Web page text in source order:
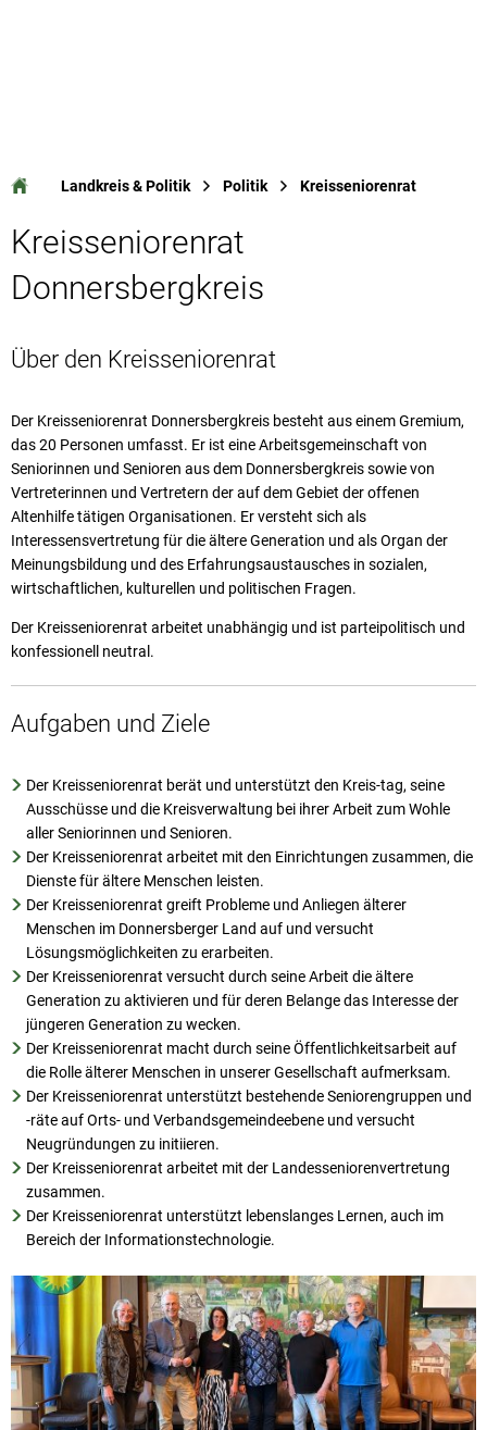
Landkreis & Politik Politik Kreisseniorenrat
Kreisseniorenrat
Kreisseniorenrat
Donnersbergkreis
Über den Kreisseniorenrat
Der Kreisseniorenrat Donnersbergkreis besteht aus einem Gremium,
das 20 Personen umfasst. Er ist eine Arbeitsgemeinschaft von
Seniorinnen und Senioren aus dem Donnersbergkreis sowie von
Vertreterinnen und Vertretern der auf dem Gebiet der offenen
Altenhilfe tätigen Organisationen. Er versteht sich als
Interessensvertretung für die ältere Generation und als Organ der
Meinungsbildung und des Erfahrungsaustausches in sozialen,
wirtschaftlichen, kulturellen und politischen Fragen.
Der Kreisseniorenrat arbeitet unabhängig und ist parteipolitisch und
konfessionell neutral.
Aufgaben und Ziele
Der Kreisseniorenrat berät und unterstützt den Kreis-tag, seine
Ausschüsse und die Kreisverwaltung bei ihrer Arbeit zum Wohle
aller Seniorinnen und Senioren.
Der Kreisseniorenrat arbeitet mit den Einrichtungen zusammen, die
Dienste für ältere Menschen leisten.
Der Kreisseniorenrat greift Probleme und Anliegen älterer
Menschen im Donnersberger Land auf und versucht
Lösungsmöglichkeiten zu erarbeiten.
Der Kreisseniorenrat versucht durch seine Arbeit die ältere
Generation zu aktivieren und für deren Belange das Interesse der
jüngeren Generation zu wecken.
Der Kreisseniorenrat macht durch seine Öffentlichkeitsarbeit auf
die Rolle älterer Menschen in unserer Gesellschaft aufmerksam.
Der Kreisseniorenrat unterstützt bestehende Seniorengruppen und
-räte auf Orts- und Verbandsgemeindeebene und versucht
Neugründungen zu initiieren.
Der Kreisseniorenrat arbeitet mit der Landesseniorenvertretung
zusammen.
Der Kreisseniorenrat unterstützt lebenslanges Lernen, auch im
Bereich der Informationstechnologie.